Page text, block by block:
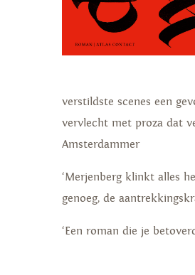
verstildste scenes een
vervlecht met proza dat
Amsterdammer
‘Merjenberg klinkt alles
genoeg, de
‘Een roman die je